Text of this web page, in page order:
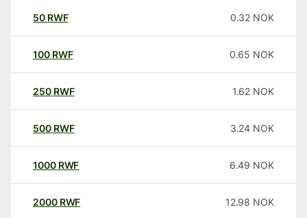
50 RWF 0.32 NOK
100 RWF 0.65 NOK
250 RWF 1.62 NOK
500 RWF 3.24 NOK
1000 RWF 6.49 NOK
2000 RWF 12.98 NOK